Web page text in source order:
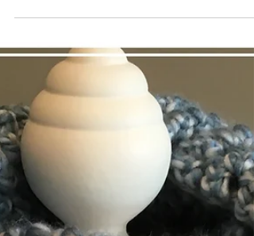
van juf Sas
Thea heeft inmiddels twee
Wollepopjes van restjes
wol/katoen gemaakt en mij de
foto gemaild. Ook heeft ze een
aantal slordigheden in het...